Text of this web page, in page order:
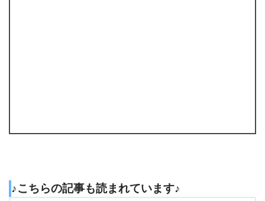
♪こちらの記事も読まれています♪